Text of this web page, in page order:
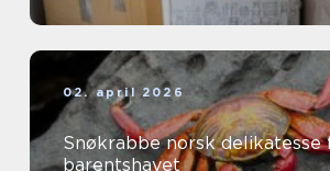
02. april 2026
Snøkrabbe norsk delikatesse fra
barentshavet